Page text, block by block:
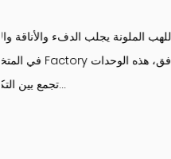
أ
إنه بمثابة حجر الزاوية
التي تنتجها ذوي الخبرة